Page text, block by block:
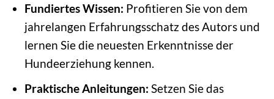
Fundiertes Wissen: Profitieren Sie von dem
jahrelangen Erfahrungsschatz des Autors und
lernen Sie die neuesten Erkenntnisse der
Hundeerziehung kennen.
Praktische Anleitungen: Setzen Sie das